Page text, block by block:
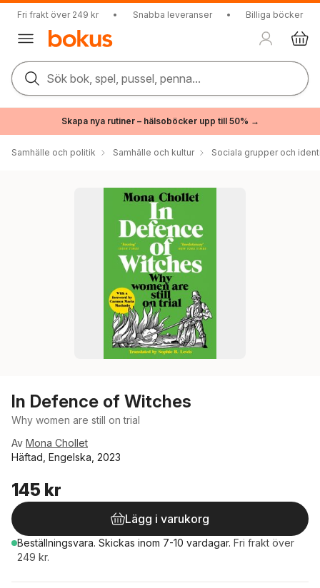
Fri frakt över 249 kr • Snabba leveranser • Billiga böcker
Sök bok, spel, pussel, penna...
Skapa nya rutiner – hälsoböcker upp till 50% →
Samhälle och politik Samhälle och kultur Sociala grupper och
In Defence of Witches
Why women are still on trial
Av Mona Chollet
Häftad, Engelska, 2023
145 kr
Lägg i varukorg
Beställningsvara. Skickas inom 7-10 vardagar. Fri frakt över
249 kr.